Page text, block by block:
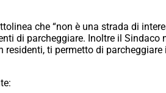
che “non è una strada di
di parcheggiare. Inoltre il
ti permetto di